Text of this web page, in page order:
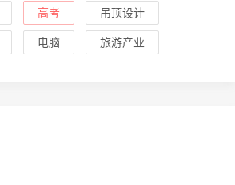
高考 吊顶设计
电脑 旅游产业